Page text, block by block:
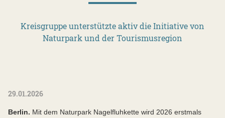
Kreisgruppe unterstützte aktiv die Initiative von
Naturpark und der Tourismusregion
29.01.2026
Berlin. Mit dem Naturpark Nagelfluhkette wird 2026 erstmals